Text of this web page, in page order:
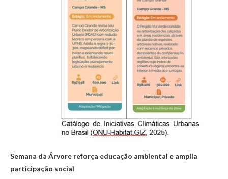
Semana da Árvore reforça educação ambiental e amplia
participação social